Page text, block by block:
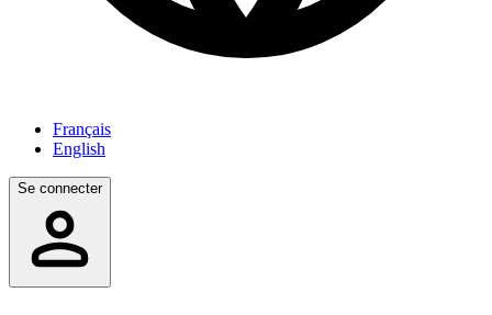
Français
English
Se connecter